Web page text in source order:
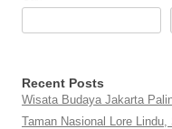
Recent Posts
Wisata Budaya Jakarta
Taman Nasional Lore Lindu,